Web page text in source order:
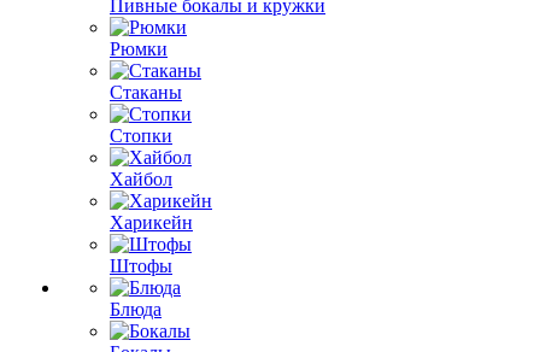
Пивные бокалы и кружки
Рюмки
Стаканы
Стопки
Хайбол
Харикейн
Штофы
Блюда